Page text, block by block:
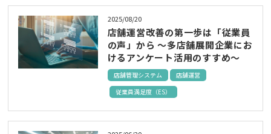
2025/08/20
店舗運営改善の第一歩は「従業員
の声」から ～多店舗展開企業にお
けるアンケート活用のすすめ～
店舗管理システム
店舗運営
従業員満足度（ES）